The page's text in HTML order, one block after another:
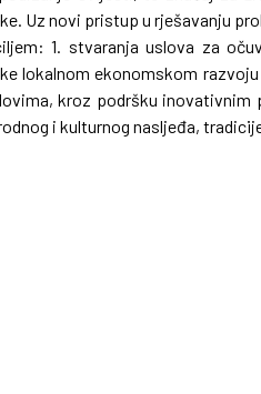
Uz novi pristup u rješavanju
1. stvaranja uslova za
lokalnom ekonomskom
kroz podršku
i kulturnog nasljeđa,